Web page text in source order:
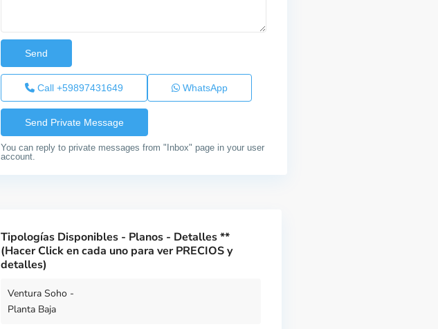
Call +59897431649 WhatsApp
You can reply to private messages from "Inbox" page in your user
account.
Tipologías Disponibles - Planos - Detalles **
(Hacer Click en cada uno para ver PRECIOS y
detalles)
Ventura Soho -
Planta Baja